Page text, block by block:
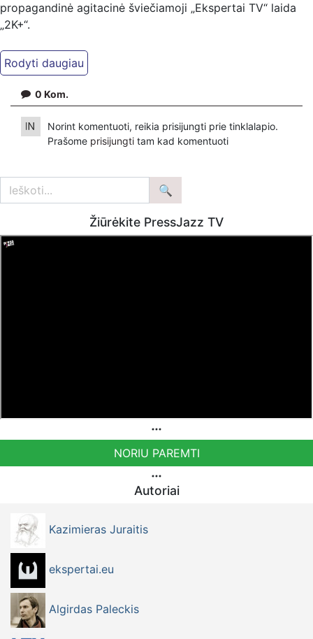
propagandinė agitacinė šviečiamoji „Ekspertai TV“ laida
„2K+“.
Kiti mūsų kanalai:
Ekspertai.eu Telegram'e – https://t.me/ekspertaiTelegram
https://www.ekspertai.eu
Mūsų veikla galima tik dėka skaitytojų ir žiūrovų, mus
VšĮ „Ekspertai.eu“ per PayPal paspaudę šią nuorodą –
https://www.paypal.com/paypalme/Ekspertaieu?
0 Kom.
Norint komentuoti, reikia prisijungti prie tinklalapio.
Prašome prisijungti tam kad komentuoti
Žiūrėkite PressJazz TV
NORIU PAREMTI
Autoriai
Kazimieras Juraitis
ekspertai.eu
Algirdas Paleckis